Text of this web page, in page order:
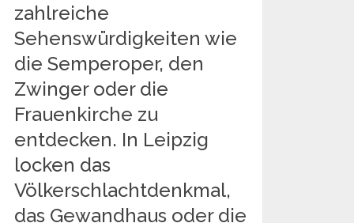
zahlreiche
Sehenswürdigkeiten wie
die Semperoper, den
Zwinger oder die
Frauenkirche zu
entdecken. In Leipzig
locken das
Völkerschlachtdenkmal,
das Gewandhaus oder die